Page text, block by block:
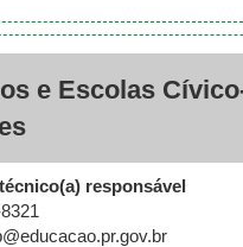
e Escolas
responsável